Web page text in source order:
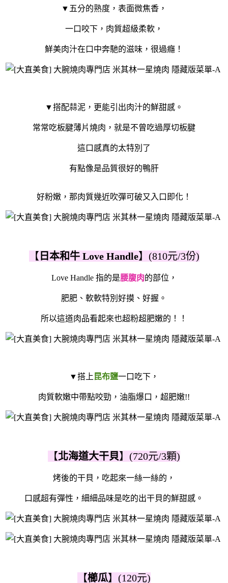
▼五分的熟度，表面微焦香，
一口咬下，肉質超級柔軟，
鮮美肉汁在口中奔馳的滋味， 很過癮！
▼搭配蒜泥，更能引出肉汁的鮮甜感。
常常吃板腱薄片燒肉，就是不曾吃過厚切板腱
這口感真的太特別了
有點像是品質很好的鴨肝
好粉嫩，那肉質幾近吹彈可破又入口即化！
【 日本和牛 Love Handle】(810元/3份)
Love Handle 指的是腰腹肉的部位，
肥肥、軟軟特別好摸、好握。
所以這道肉品看起來也超粉超肥嫩的！！
▼搭上 昆布鹽一口吃下，
肉質軟嫩中帶點咬勁，油脂爆口，超肥嫩!!
【北海道大干貝】(720元/3顆)
烤後的干貝，吃起來一絲一絲的，
口感超有彈性，細細品味是吃的出干貝的鮮甜感。
【櫛瓜】(120元)